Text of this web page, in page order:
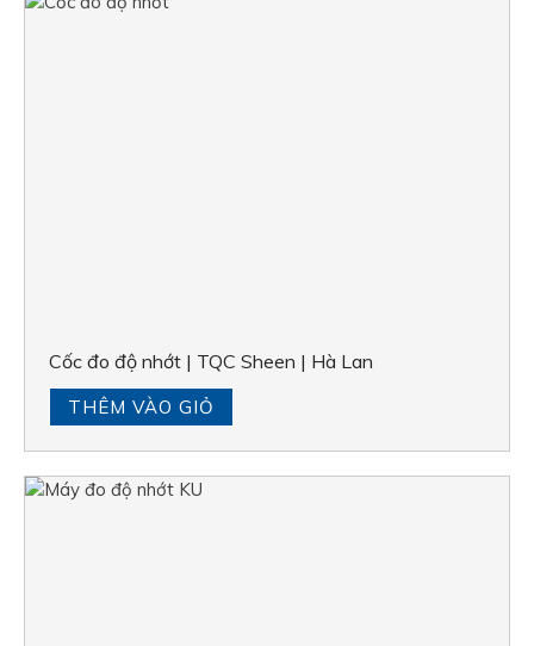
Cốc đo độ nhớt | TQC Sheen | Hà Lan
THÊM VÀO GIỎ